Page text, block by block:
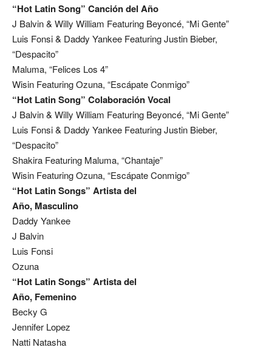
“Hot Latin Song” Canción del Año
J Balvin & Willy William Featuring Beyoncé, “Mi Gente”
Luis Fonsi & Daddy Yankee Featuring Justin Bieber,
“Despacito”
Maluma, “Felices Los 4”
Wisin Featuring Ozuna, “Escápate Conmigo”
“Hot Latin Song” Colaboración Vocal
J Balvin & Willy William Featuring Beyoncé, “Mi Gente”
Luis Fonsi & Daddy Yankee Featuring Justin Bieber,
“Despacito”
Shakira Featuring Maluma, “Chantaje”
Wisin Featuring Ozuna, “Escápate Conmigo”
“Hot Latin Songs” Artista del
Año, Masculino
Daddy Yankee
J Balvin
Luis Fonsi
Ozuna
“Hot Latin Songs” Artista del
Año, Femenino
Becky G
Jennifer Lopez
Natti Natasha